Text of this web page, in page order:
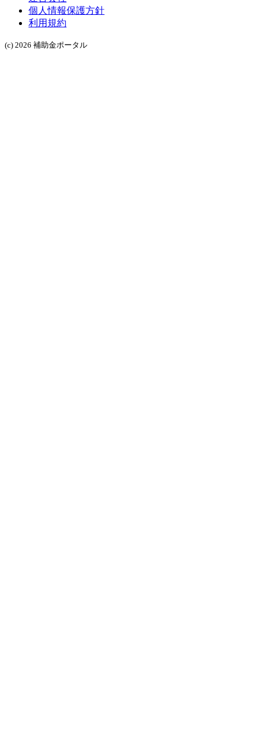
個人情報保護方針
利用規約
(c) 2026 補助金ポータル